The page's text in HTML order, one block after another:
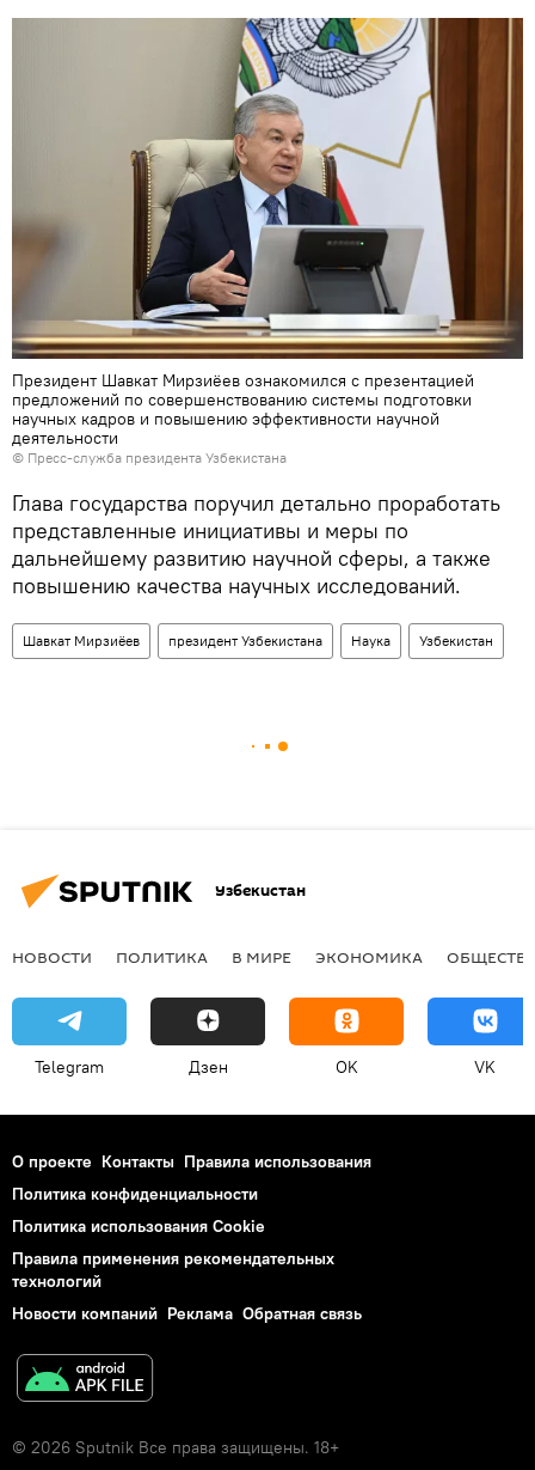
Президент Шавкат Мирзиёев ознакомился с презентацией
предложений по совершенствованию системы подготовки
научных кадров и повышению эффективности научной
деятельности
© Пресс-служба президента Узбекистана
Глава государства поручил детально проработать
представленные инициативы и меры по
дальнейшему развитию научной сферы, а также
повышению качества научных исследований.
Шавкат Мирзиёев президент Узбекистана Наука Узбекистан
Узбекистан
НОВОСТИ ПОЛИТИКА В МИРЕ ЭКОНОМИКА
Telegram Дзен OK VK
О проекте Контакты Правила использования
Политика конфиденциальности
Политика использования Cookie
Правила применения рекомендательных
технологий
Новости компаний Реклама Обратная связь
© 2026 Sputnik Все права защищены. 18+